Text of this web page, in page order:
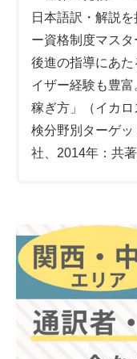
日本語訳・解説
ー資格制度マス
後進の指導にあ
イザー経験も豊
稼ぎ方」（イカ
検分野別ターゲ
社、2014年：共著